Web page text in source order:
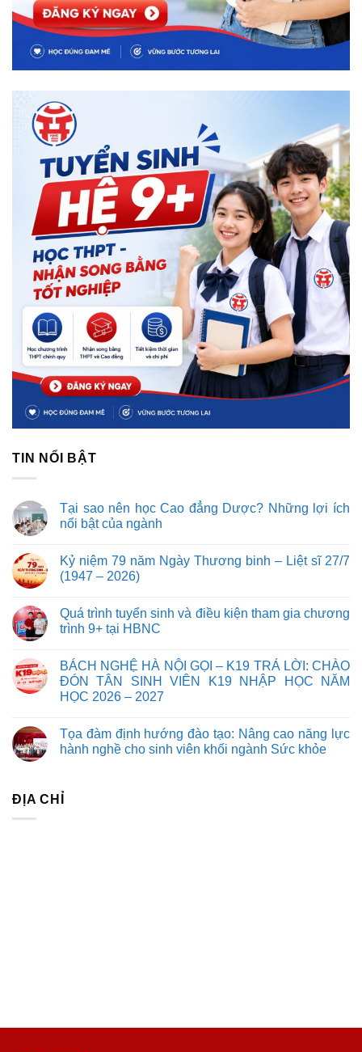
TIN NỔI BẬT
Tại sao nên học Cao đẳng Dược? Những lợi ích
nổi bật của ngành
Kỷ niệm 79 năm Ngày Thương binh – Liệt sĩ 27/7
(1947 – 2026)
Quá trình tuyển sinh và điều kiện tham gia chương
trình 9+ tại HBNC
BÁCH NGHỆ HÀ NỘI GỌI – K19 TRẢ LỜI: CHÀO
ĐÓN TÂN SINH VIÊN K19 NHẬP HỌC NĂM
HỌC 2026 – 2027
Tọa đàm định hướng đào tạo: Nâng cao năng lực
hành nghề cho sinh viên khối ngành Sức khỏe
ĐỊA CHỈ